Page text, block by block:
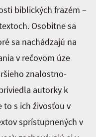
biblických frazém –
Osobitne sa
sa nachádzajú na
v rečovom úze
znalostno-
autorky k
to s ich živosťou v
sprístupnených v